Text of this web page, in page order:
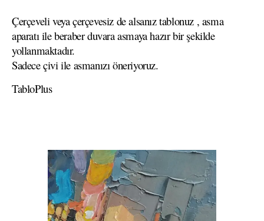
Çerçeveli veya çerçevesiz de alsanız tablonuz , asma
aparatı ile beraber duvara asmaya hazır bir şekilde
yollanmaktadır.
Sadece çivi ile asmanızı öneriyoruz.
TabloPlus